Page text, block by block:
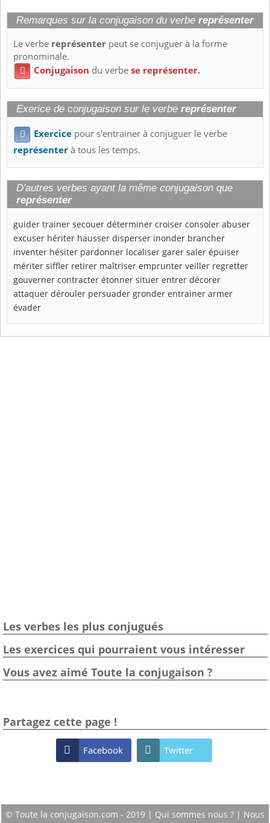
Remarques sur la conjugaison du verbe représenter
Le verbe représenter peut se conjuguer à la forme
pronominale.
 Conjugaison du verbese représenter.
Exerice de conjugaison sur le verbe représenter
 Exercice pour s'entrainer à conjuguer le verbe
représenterà tous les temps.
D'autres verbes ayant la même conjugaison que
représenter
guider trainer secouer déterminer croiser consoler abuser
excuser hériter hausser disperser inonder brancher
inventer hésiter pardonner localiser garer saler épuiser
mériter siffler retirer maîtriser emprunter veiller regretter
gouverner contracter étonner situer entrer décorer
attaquer dérouler persuader gronder entrainer armer
évader
Les verbes les plus conjugués
Les exercices qui pourraient vous intéresser
Vous avez aimé Toute la conjugaison ?
Partagez cette page !
 Facebook  Twitter
© Toute la conjugaison.com - 2019 | Qui sommes nous ? | Nous